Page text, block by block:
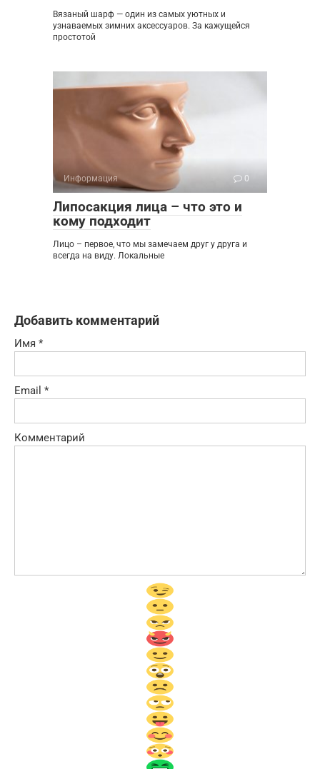
Вязаный шарф — один из самых уютных и
узнаваемых зимних аксессуаров. За кажущейся
простотой
Информация 0
Липосакция лица – что это и
кому подходит
Лицо – первое, что мы замечаем друг у друга и
всегда на виду. Локальные
Добавить комментарий
Имя *
Email *
Комментарий